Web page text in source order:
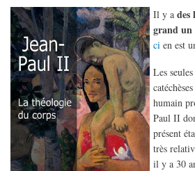
Il y a des
grand un
ci en est
Les
humain
Paul II
présent
très
il y a 30